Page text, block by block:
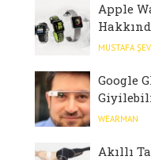
Apple
MUSTAFA
Google
WEARMAN
Akıllı